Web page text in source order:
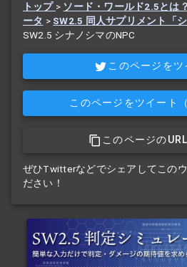
トップ > ソード・ワールド2.5とは？
ータ > SW2.5 同人サプリメント「シ
SW2.5 シナノシマのNPC
このページをツ
このページをツイート
このページの
ぜひTwitterなどでシェアしてこの
ださい！